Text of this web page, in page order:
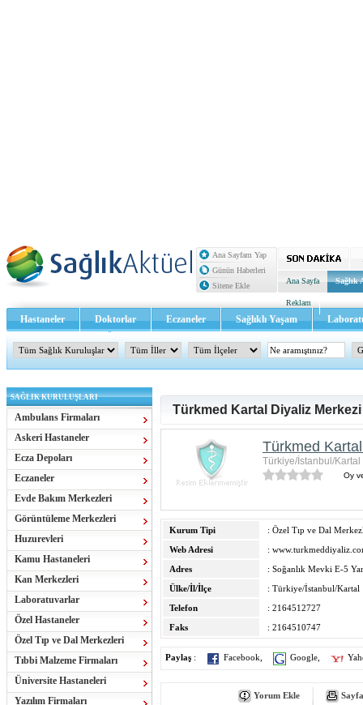
Ana Sayfam Yap
Günün Haberleri
Sitene Ekle
Ana Sayfa Sağlık
Reklam
Hastaneler Doktorlar Eczaneler Sağlıklı Yaşam
Sağlık TV - Video İletişim
SAĞLIK KURULUŞLARI
Ambulans Firmaları
Askeri Hastaneler
Ecza Depoları
Eczaneler
Evde Bakım Merkezleri
Görüntüleme Merkezleri
Huzurevleri
Kamu Hastaneleri
Kan Merkezleri
Laboratuvarlar
Özel Hastaneler
Özel Tıp ve Dal Merkezleri
Tıbbi Malzeme Firmaları
Üniversite Hastaneleri
Yazılım Firmaları
Türkmed Kartal Diyaliz Merkezi
Türkmed
Türkiye/İstanbul/Kartal
Oy
Kurum Tipi
: Özel Tıp ve Dal
Web Adresi
:
Adres
: Soğanlık Mevki E-5
Ülke/İl/İlçe
: Türkiye/İstanbul/Kartal
Telefon
: 2164512727
Faks
: 2164510747
Paylaş : Facebook Google
Yorum Ekle